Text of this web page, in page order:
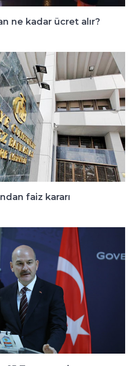
ne kadar ücret alır?
faiz kararı